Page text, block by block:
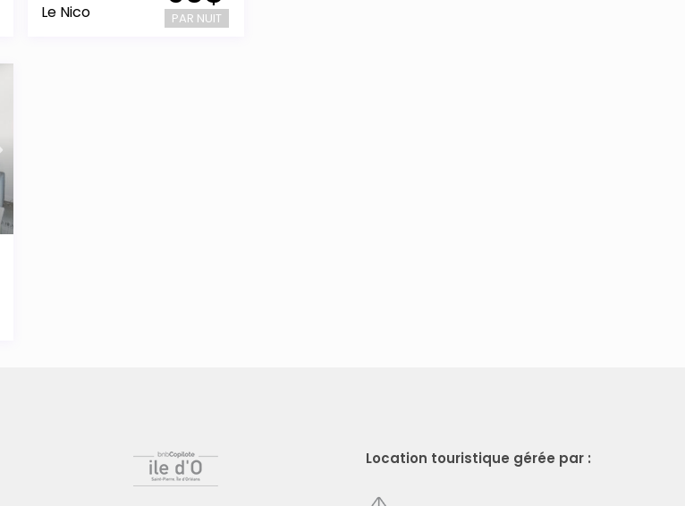
PAR NUIT
Le Nico
Location touristique gérée par :